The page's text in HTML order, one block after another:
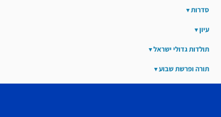
סדרות
עיון
תולדות גדולי ישראל
תורה ופרשת שבוע